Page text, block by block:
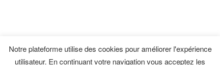
Notre plateforme utilise des cookies pour améliorer l'expérience
utilisateur. En continuant votre navigation vous acceptez les